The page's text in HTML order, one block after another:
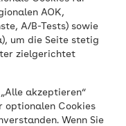
AOK,
A/B-Tests) sowie
um die Seite stetig
zielgerichtet
akzeptieren“
optionalen Cookies
Wenn Sie
bei
so